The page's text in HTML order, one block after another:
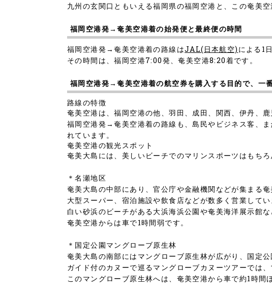
九州の玄関口ともいえる福岡県の福岡空港と、この奄美
福岡空港発→奄美空港着の始発便と最終便の時間
福岡空港発→奄美空港着の路線はJAL(日本航空) による1
その時間は、福岡空港7:00発、奄美空港8:20着です。
福岡空港発→奄美空港着の航空券を購入する目的で、一
路線の特徴
奄美空港は、福岡空港の他、羽田、成田、関西、伊丹、
福岡空港発→奄美空港着の路線も、島民やビジネス客、
れています。
奄美空港の観光スポット
奄美大島には、美しいビーチでのマリンスポーツはもち
＊名瀬地区
奄美大島の中部にあり、官公庁や金融機関などが集まる奄
大型スーパー、宿泊施設や飲食店などが数多く営業してい
白い砂浜のビーチがある大浜海浜公園や奄美海洋展示館な
奄美空港からは車で1時間弱です。
＊国定公園マングローブ原生林
奄美大島の南部にはマングローブ原生林が広がり、国定
ガイド付のカヌーで巡るマングローブカヌーツアーでは
このマングローブ原生林へは、奄美空港から車で約1時間